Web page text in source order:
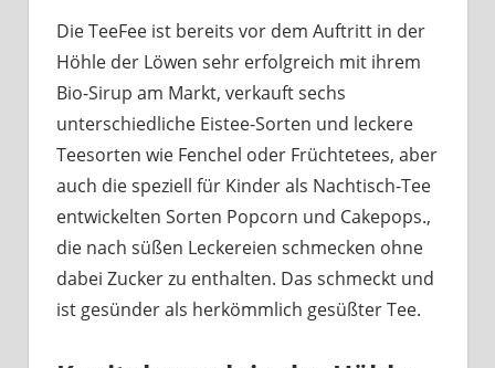
Die TeeFee ist bereits vor dem Auftritt in der
Höhle der Löwen sehr erfolgreich mit ihrem
Bio-Sirup am Markt, verkauft sechs
unterschiedliche Eistee-Sorten und leckere
Teesorten wie Fenchel oder Früchtetees, aber
auch die speziell für Kinder als Nachtisch-Tee
entwickelten Sorten Popcorn und Cakepops.,
die nach süßen Leckereien schmecken ohne
dabei Zucker zu enthalten. Das schmeckt und
ist gesünder als herkömmlich gesüßter Tee.